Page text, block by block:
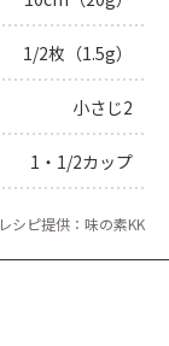
1/2枚（1.5g）
小さじ2
1・1/2カップ
レシピ提供：味の素KK